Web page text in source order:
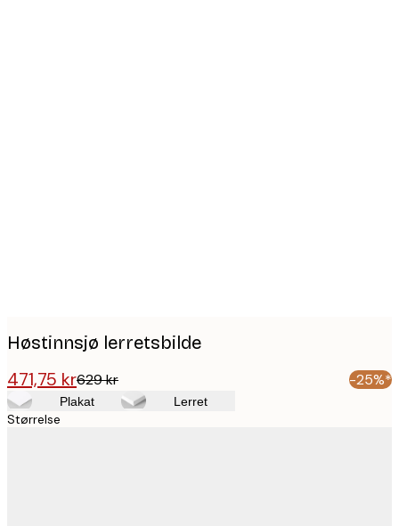
Høstinnsjø lerretsbilde
471,75 kr629 kr -25%*
Plakat Lerret
Størrelse